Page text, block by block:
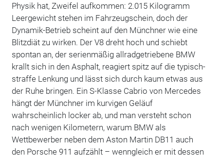
Physik hat, Zweifel aufkommen: 2.015 Kilogramm
Leergewicht stehen im Fahrzeugschein, doch der
Dynamik-Betrieb scheint auf den Münchner wie eine
Blitzdiät zu wirken. Der V8 dreht hoch und schiebt
spontan an, der serienmäßig allradgetriebene BMW
krallt sich in den Asphalt, reagiert spitz auf die typisch-
straffe Lenkung und lässt sich durch kaum etwas aus
der Ruhe bringen. Ein S-Klasse Cabrio von Mercedes
hängt der Münchner im kurvigen Geläuf
wahrscheinlich locker ab, und man versteht schon
nach wenigen Kilometern, warum BMW als
Wettbewerber neben dem Aston Martin DB11 auch
den Porsche 911 aufzählt – wenngleich er mit dessen